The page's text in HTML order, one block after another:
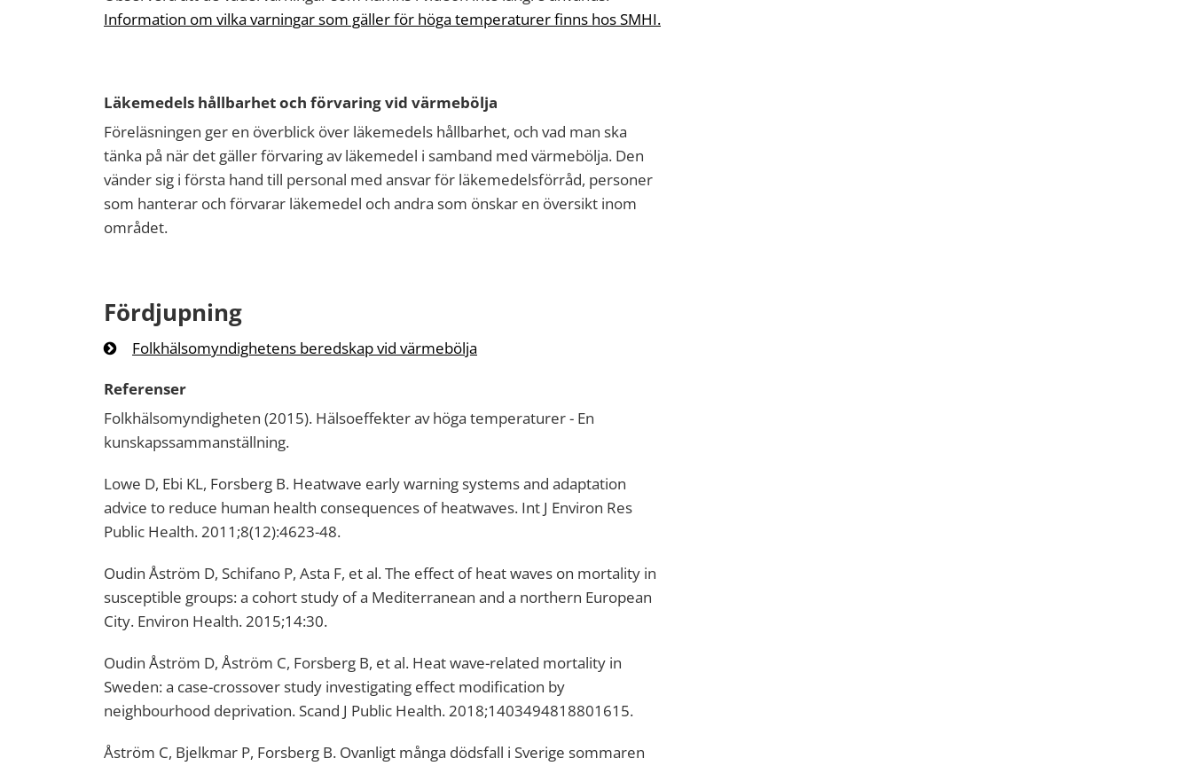
Information om vilka varningar som gäller för höga temperaturer finns hos SMHI.
Läkemedels hållbarhet och förvaring vid värmebölja
Föreläsningen ger en överblick över läkemedels hållbarhet, och vad man ska
tänka på när det gäller förvaring av läkemedel i samband med värmebölja. Den
vänder sig i första hand till personal med ansvar för läkemedelsförråd, personer
som hanterar och förvarar läkemedel och andra som önskar en översikt inom
området.
Fördjupning
Folkhälsomyndighetens beredskap vid värmebölja
Referenser
Folkhälsomyndigheten (2015). Hälsoeffekter av höga temperaturer - En
kunskapssammanställning.
Lowe D, Ebi KL, Forsberg B. Heatwave early warning systems and adaptation
advice to reduce human health consequences of heatwaves. Int J Environ Res
Public Health. 2011;8(12):4623-48.
Oudin Åström D, Schifano P, Asta F, et al. The effect of heat waves on mortality in
susceptible groups: a cohort study of a Mediterranean and a northern European
City. Environ Health. 2015;14:30.
Oudin Åström D, Åström C, Forsberg B, et al. Heat wave-related mortality in
Sweden: a case-crossover study investigating effect modification by
neighbourhood deprivation. Scand J Public Health. 2018;1403494818801615.
Åström C, Bjelkmar P, Forsberg B. Ovanligt många dödsfall i Sverige sommaren